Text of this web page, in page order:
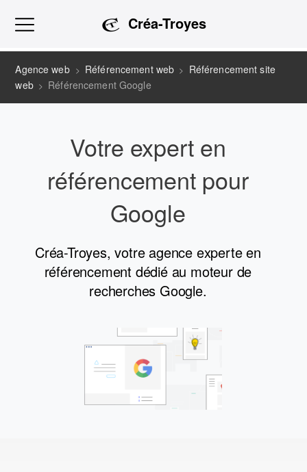
Créa-Troyes
Agence web > Référencement web >
Référencement site
web > Référencement Google
Votre expert en
référencement pour
Google
Créa-Troyes, votre agence experte en
référencement dédié au moteur de
recherches Google.